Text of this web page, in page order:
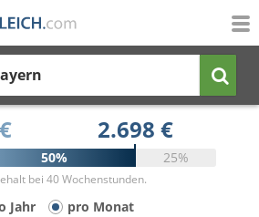
2.698 €
50% 25%
bei 40 Wochenstunden.
Jahr pro Monat